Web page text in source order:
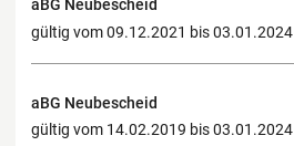
aBG Neubescheid
gültig vom 09.12.2021 bis 03.01.2024
aBG Neubescheid
gültig vom 14.02.2019 bis 03.01.2024